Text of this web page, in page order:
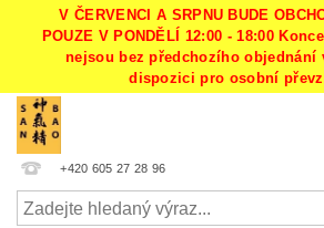
V ČERVENCI A SRPNU BUDE
POUZE V PONDĚLÍ 12:00 - 18:00
nejsou bez předchozího objednání
dispozici pro osobní
+420 605 27 28 96